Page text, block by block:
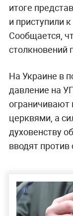
итоге
и приступили
Сообщается,
столкновений
На Украине в
давление на
церквями, а
духовенству
вводят